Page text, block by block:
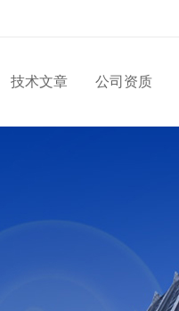
技术文章 公司资质